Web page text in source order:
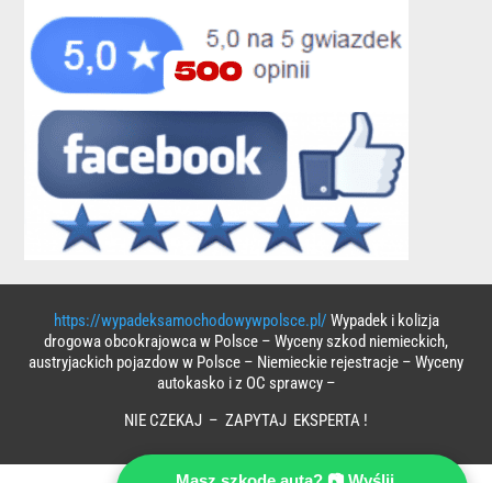
https://wypadeksamochodowywpolsce.pl/ Wypadek i kolizja
drogowa obcokrajowca w Polsce – Wyceny szkod niemieckich,
austryjackich pojazdow w Polsce – Niemieckie rejestracje – Wyceny
autokasko i z OC sprawcy –
NIE CZEKAJ – ZAPYTAJ EKSPERTA !